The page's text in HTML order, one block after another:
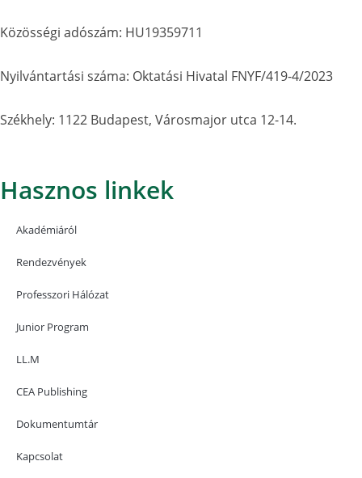
Közösségi adószám: HU19359711
Nyilvántartási száma: Oktatási Hivatal FNYF/419-4/2023
Székhely: 1122 Budapest, Városmajor utca 12-14.
Hasznos linkek
Akadémiáról
Rendezvények
Professzori Hálózat
Junior Program
LL.M
CEA Publishing
Dokumentumtár
Kapcsolat